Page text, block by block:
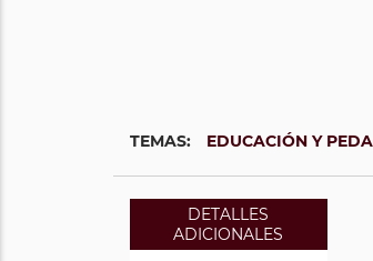
TEMAS: EDUCACIÓN Y
DETALLES
ADICIONALES